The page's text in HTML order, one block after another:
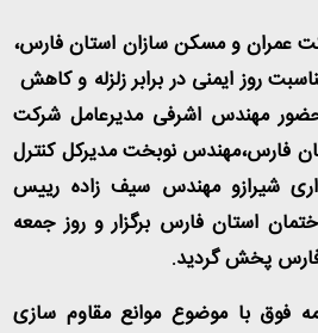
عمران و مسکن سازان استان فارس،
مهندس اشرفی مدیرعامل شرکت
فارس،مهندس نوبخت مدیرکل کنترل
شیرازو مهندس سیف زاده رییس
استان فارس برگزار و روز جمعه
فوق با موضوع موانع مقاوم سازی